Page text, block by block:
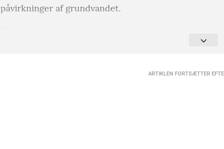
påvirkninger af grundvandet.
træer og anden vegetation i nærheden. Omfanget
Kilde: Videnstjenesten, Københavns Universitet
ARTIKLEN FORTSÆTTER